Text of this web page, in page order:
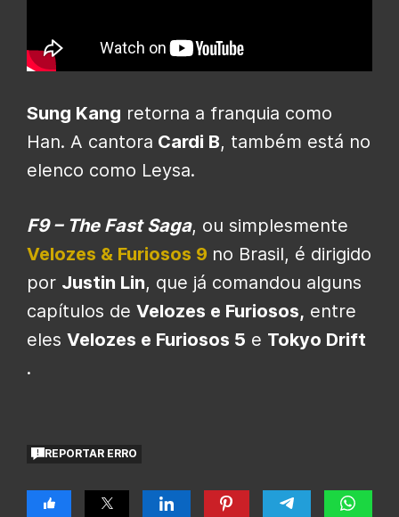
Sung Kang retorna a franquia como
Han. A cantora Cardi B, também está no
elenco como Leysa.
F9 – The Fast Saga, ou simplesmente
Velozes & Furiosos 9 no Brasil, é dirigido
por Justin Lin, que já comandou alguns
capítulos de Velozes e Furiosos, entre
eles Velozes e Furiosos 5 e Tokyo Drift
.
REPORTAR ERRO